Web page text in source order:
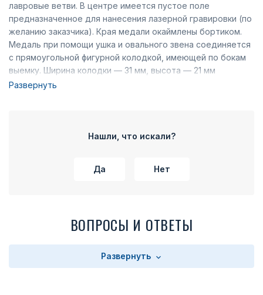
лавровые ветви. В центре имеется пустое поле
предназначенное для нанесения лазерной гравировки (по
желанию заказчика). Края медали окаймлены бортиком.
Медаль при помощи ушка и овального звена соединяется
с прямоугольной фигурной колодкой, имеющей по бокам
выемку. Ширина колодки — 31 мм, высота — 21 мм
(включая нижний выступ). Вдоль основания колодки
текстом. Текст зависит от выбора заказчика. Колодка
Развернуть
Нашли, что искали?
Да Нет
ВОПРОСЫ И ОТВЕТЫ
Развернуть